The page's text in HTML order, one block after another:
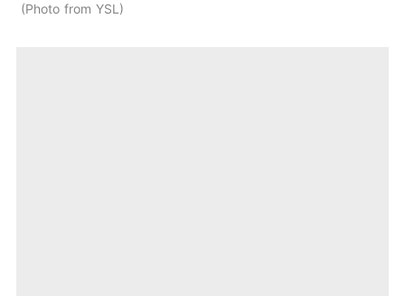
Photo from YSL